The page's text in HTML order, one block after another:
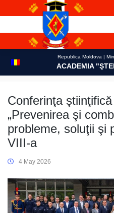
Republica Moldova |
ACADEMIA
Conferinţa
„Prevenirea şi
probleme, soluţii şi
VIII-a
4 May 2026